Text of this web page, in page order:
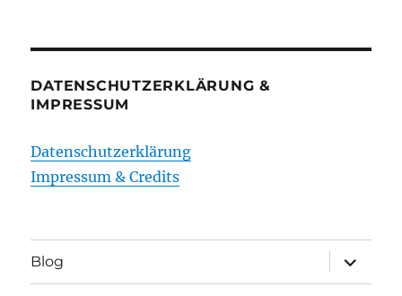
DATENSCHUTZERKLÄRUNG &
IMPRESSUM
Datenschutzerklärung
Impressum & Credits
Blog
öffnen